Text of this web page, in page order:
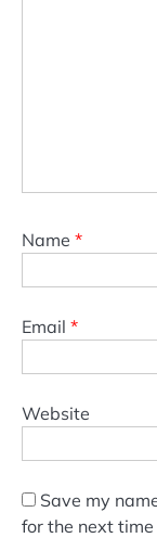
Name *
Email *
Website
Save my
for the next time